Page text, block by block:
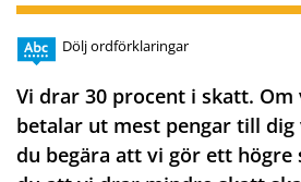
Dölj ordförklaringar
Vi drar 30 procent i skatt. Om
betalar ut mest pengar till dig
du begära att vi gör ett högre